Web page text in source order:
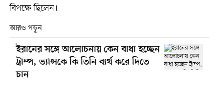
বিপক্ষে ছিলেন।
আরও পড়ুন
ইরানের সঙ্গে আলোচনায় কেন বাধা হচ্ছেন
ট্রাম্প, ভ্যান্সকে কি তিনি ব্যর্থ করে দিতে
চান